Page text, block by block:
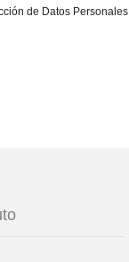
de Datos Personales